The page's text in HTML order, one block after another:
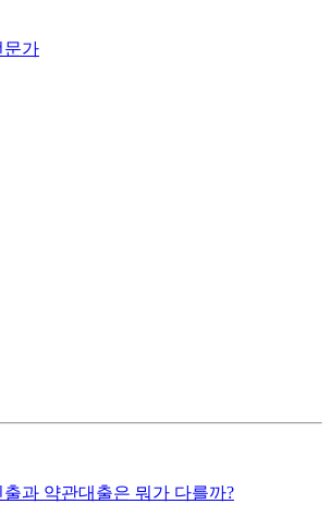
문가
출과 약관대출은 뭐가 다를까?